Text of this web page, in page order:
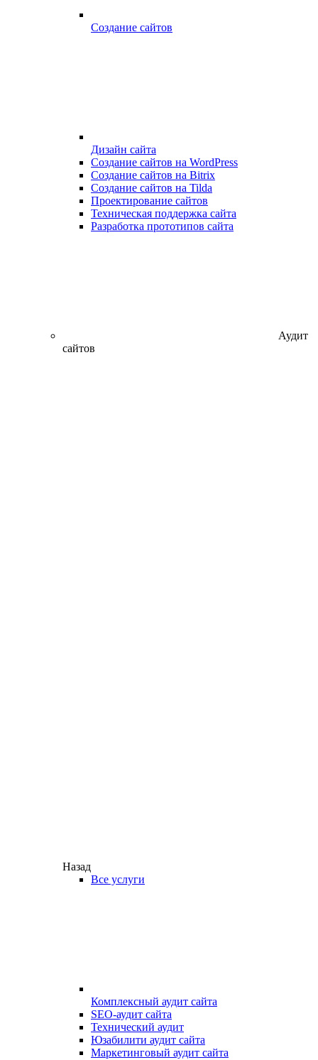
Создание сайтов
Дизайн сайта
Создание сайтов на WordPress
Создание сайтов на Bitrix
Создание сайтов на Tilda
Проектирование сайтов
Техническая поддержка сайта
Разработка прототипов сайта
Аудит
сайтов
Назад
Все услуги
Комплексный аудит сайта
SEO-аудит сайта
Технический аудит
Юзабилити аудит сайта
Маркетинговый аудит сайта